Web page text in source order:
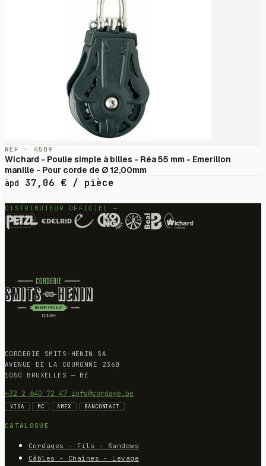
RÉF · 4509
Wichard - Poulie simple à billes - Réa 55 mm - Emerillon
manille - Pour corde de Ø 12,00mm
àpd
37,06 € / pièce
DISTRIBUTEUR OFFICIEL —
CORDERIE SMITS-HENIN SA
AVENUE DE LA COURONNE 236B
1050 BRUXELLES — BE
+32 2 640 72 47 info@cordage.be
VISA MC AMEX BANCONTACT
CATALOGUE
Cordages - Fils - Sandows
Câbles - Chaînes - Levage